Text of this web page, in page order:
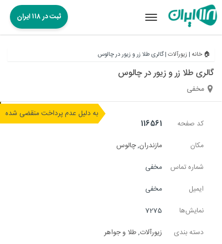
Toggle
ثبت در ۱۱۸ ایران
🏠 خانه|زیورآلات|گالری طلا زر و زیور در چالوس
گالری طلا زر و زیور در چالوس
مخفی
به دلیل عدم پرداخت منقضی شده
کد صفحه
116561
مکان
مازندران,چالوس
شماره تماس
مخفی
ایمیل
مخفی
نمایش‌ها
7275
دسته بندی
زیورآلات,طلا و جواهر